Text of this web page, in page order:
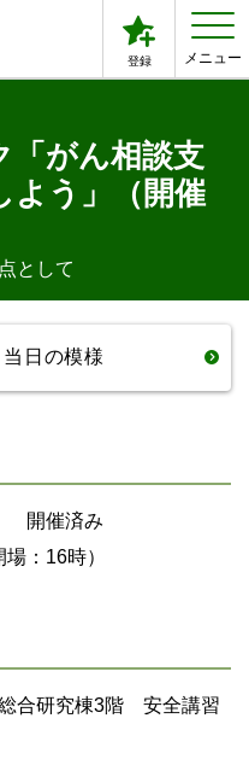
登録 メニュー
「がん相談支
よう」（開催
として
当日の模様
開催済み
：16時）
合研究棟3階 安全講習